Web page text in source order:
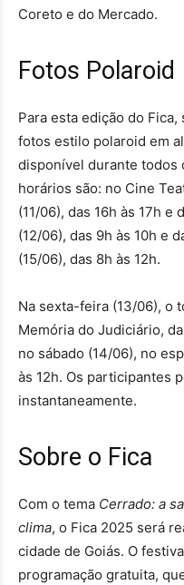
Coreto e do Mercado.
Fotos Polaroid
Para esta edição do
fotos estilo polaroid em
disponível durante todos
horários são: no Cine
(11/06), das 16h às 17h
(12/06), das 9h às 10h e
(15/06), das 8h às 12h.
Na sexta-feira (13/06), o
Memória do Judiciário,
no sábado (14/06), no
às 12h. Os participantes
instantaneamente.
Sobre o Fica
Com o tema Cerrado: a
clima, o Fica 2025 será
cidade de Goiás. O
programação gratuita,